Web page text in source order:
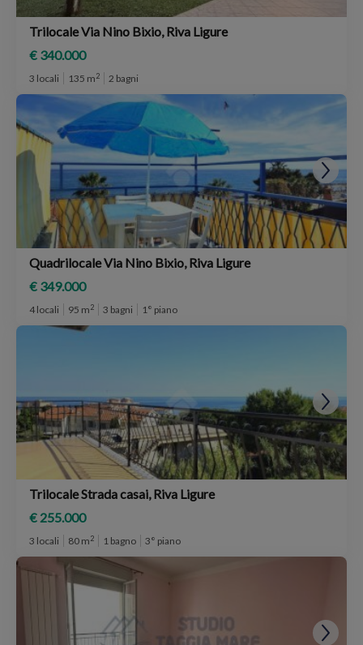
Trilocale Via Nino Bixio, Riva Ligure
€ 340.000
3 locali 135 m2 2 bagni
Quadrilocale Via Nino Bixio, Riva Ligure
€ 349.000
4 locali 95 m2 3 bagni 1° piano
Trilocale Strada casai, Riva Ligure
€ 255.000
3 locali 80 m2 1 bagno 3° piano